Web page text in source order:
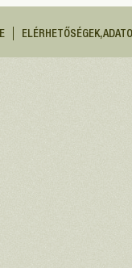
ELÉRHETŐSÉGEK,